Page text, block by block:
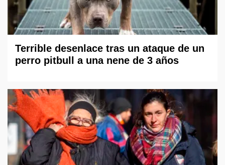
Terrible desenlace tras un ataque de un
perro pitbull a una nene de 3 años